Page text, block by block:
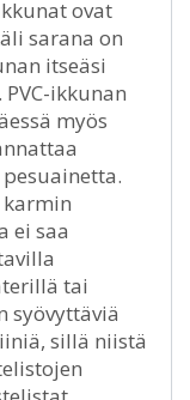
ovat
sarana on
itseäsi
ikkunan
myös
ei saa
tai
syövyttäviä
sillä niistä